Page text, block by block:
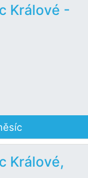
Králové -
Králové,